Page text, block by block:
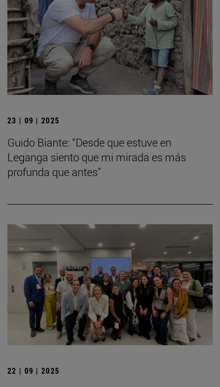
23 | 09 | 2025
Guido Biante: “Desde que estuve en
Leganga siento que mi mirada es más
profunda que antes”
22 | 09 | 2025